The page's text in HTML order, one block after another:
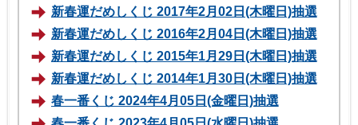
新春運だめしくじ 2017年2月02日(木曜日)抽選
新春運だめしくじ 2016年2月04日(木曜日)抽選
新春運だめしくじ 2015年1月29日(木曜日)抽選
新春運だめしくじ 2014年1月30日(木曜日)抽選
春一番くじ 2024年4月05日(金曜日)抽選